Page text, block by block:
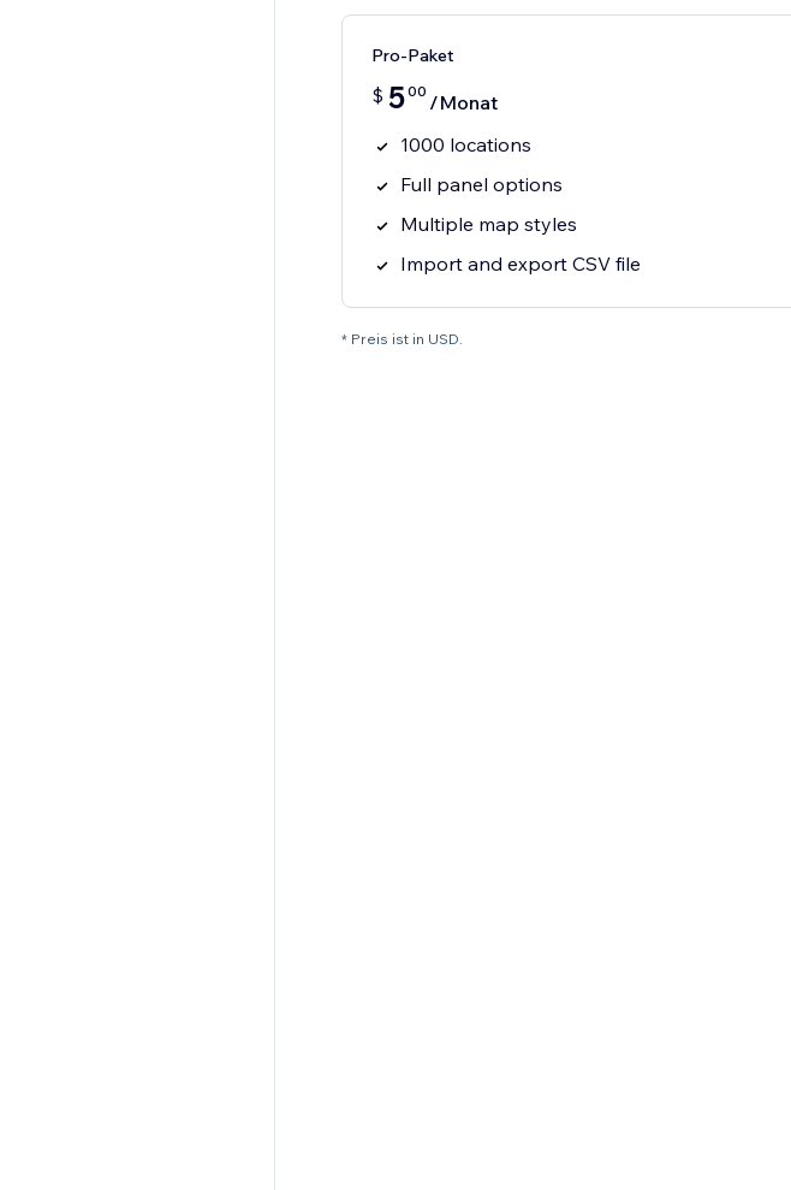
Pro-Paket
$ 500 /Monat
1000 locations
Full panel options
Multiple map styles
Import and export CSV file
* Preis ist in USD.